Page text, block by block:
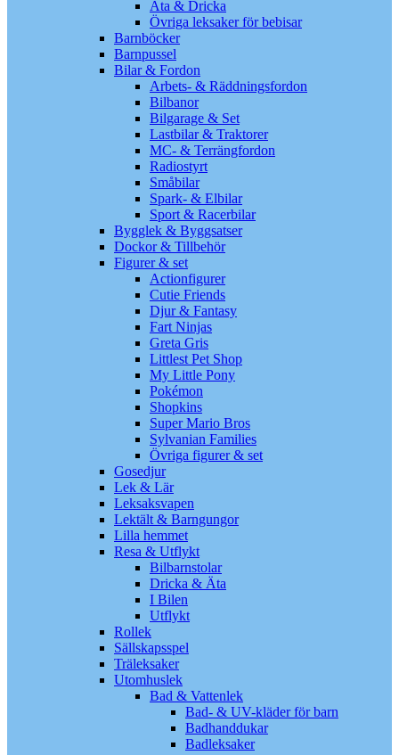
Äta & Dricka
Övriga leksaker för bebisar
Barnböcker
Barnpussel
Bilar & Fordon
Arbets- & Räddningsfordon
Bilbanor
Bilgarage & Set
Lastbilar & Traktorer
MC- & Terrängfordon
Radiostyrt
Småbilar
Spark- & Elbilar
Sport & Racerbilar
Bygglek & Byggsatser
Dockor & Tillbehör
Figurer & set
Actionfigurer
Cutie Friends
Djur & Fantasy
Fart Ninjas
Greta Gris
Littlest Pet Shop
My Little Pony
Pokémon
Shopkins
Super Mario Bros
Sylvanian Families
Övriga figurer & set
Gosedjur
Lek & Lär
Leksaksvapen
Lektält & Barngungor
Lilla hemmet
Resa & Utflykt
Bilbarnstolar
Dricka & Äta
I Bilen
Utflykt
Rollek
Sällskapsspel
Träleksaker
Utomhuslek
Bad & Vattenlek
Bad- & UV-kläder för barn
Badhanddukar
Badleksaker